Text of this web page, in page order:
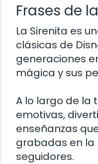
Frases de
La Sirenita es
clásicas de
generaciones
mágica y sus
A lo largo de la
emotivas,
enseñanzas
grabadas en la
seguidores.